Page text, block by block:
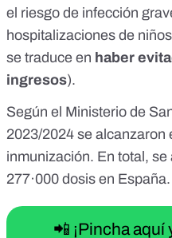
el riesgo de infección
hospitalizaciones de
se traduce en haber
ingresos).
Según el Ministerio de
2023/2024 se alcanzaron
inmunización. En total,
277·000 dosis en España.
📲 ¡Pincha aquí